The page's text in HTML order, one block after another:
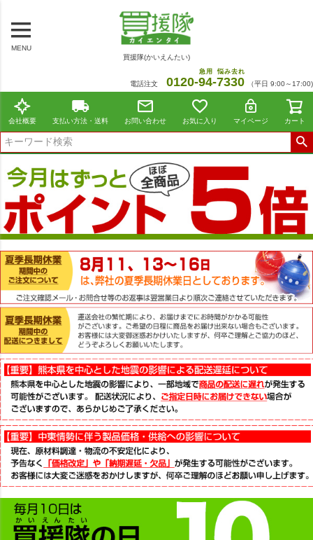
MENU
買援隊(かいえんたい)
電話注文 0120-94
急用
-7330
悩み去れ
（平日 9:00～17:00)
会社概要 支払い方法・送料 お問い合わせ お気に入り マイページ カート